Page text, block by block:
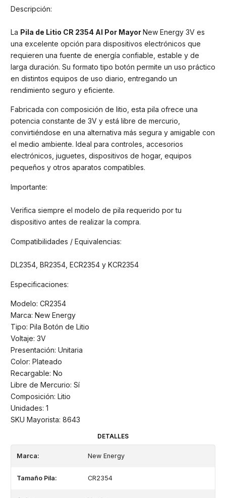
Descripción:
La Pila de Litio CR 2354 Al Por MayorNew Energy 3V es
una excelente opción para dispositivos electrónicos que
requieren una fuente de energía confiable, estable y de
larga duración. Su formato tipo botón permite un uso práctico
en distintos equipos de uso diario, entregando un
rendimiento seguro y eficiente.
Fabricada con composición de litio, esta pila ofrece una
potencia constante de 3V y está libre de mercurio,
convirtiéndose en una alternativa más segura y amigable con
el medio ambiente. Ideal para controles, accesorios
electrónicos, juguetes, dispositivos de hogar, equipos
pequeños y otros aparatos compatibles.
Importante:
Verifica siempre el modelo de pila requerido por tu
dispositivo antes de realizar la compra.
Compatibilidades / Equivalencias:
DL2354, BR2354, ECR2354 y KCR2354
Especificaciones:
Modelo: CR2354
Marca: New Energy
Tipo: Pila Botón de Litio
Voltaje: 3V
Presentación: Unitaria
Color: Plateado
Recargable: No
Libre de Mercurio: Sí
Composición: Litio
Unidades: 1
SKU Mayorista: 8643
DETALLES
Marca: New Energy
Tamaño Pila: CR2354